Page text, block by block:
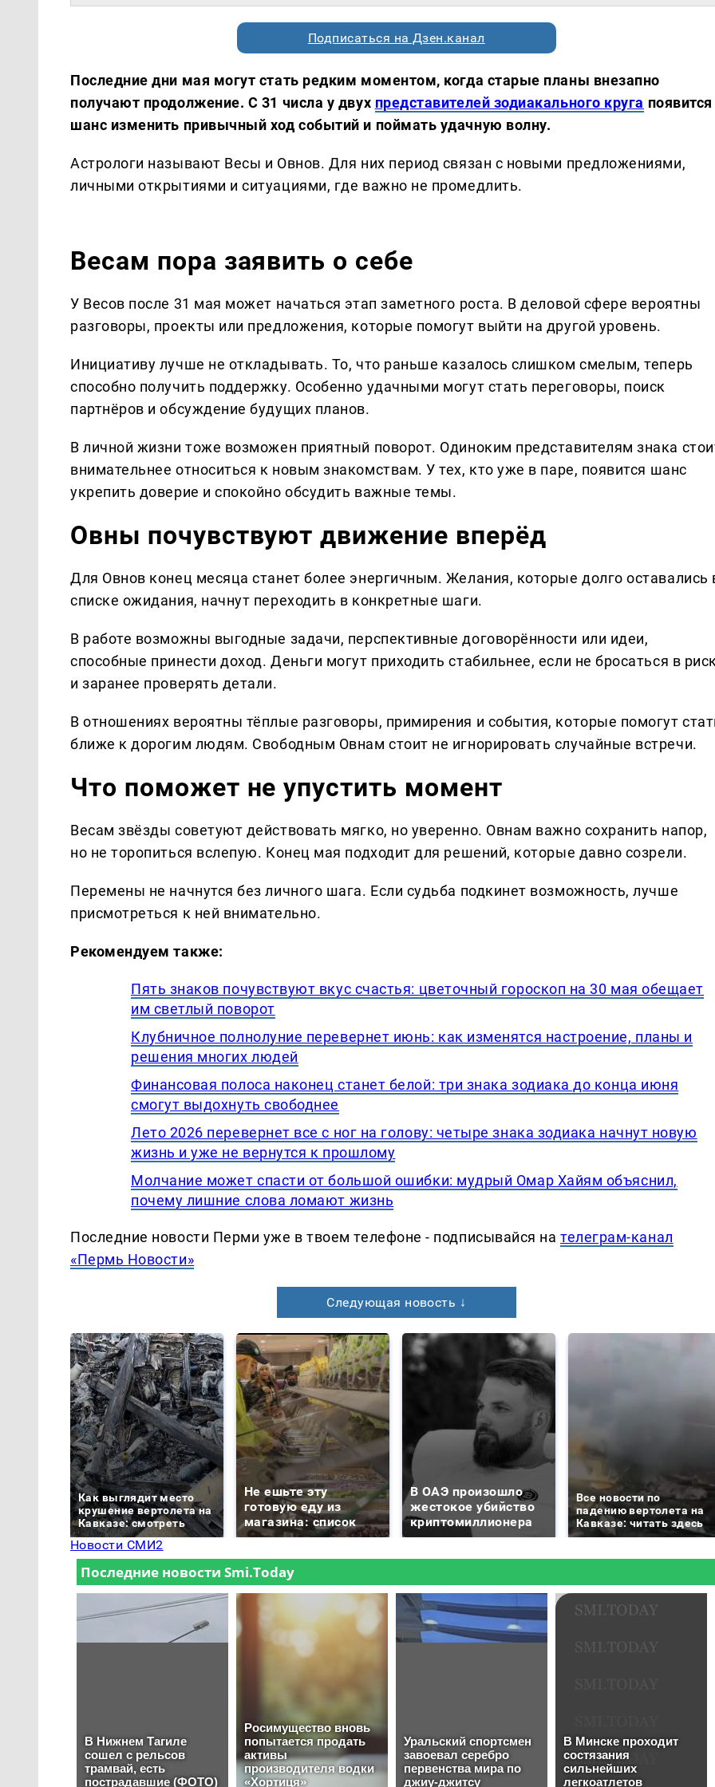
Подписаться на Дзен.канал
Последние дни мая могут стать редким моментом, когда старые планы внезапно
получают продолжение. С 31 числа у двух представителей зодиакального круга появится
шанс изменить привычный ход событий и поймать удачную волну.
Астрологи называют Весы и Овнов. Для них период связан с новыми предложениями,
личными открытиями и ситуациями, где важно не промедлить.
Весам пора заявить о себе
У Весов после 31 мая может начаться этап заметного роста. В деловой сфере вероятны
разговоры, проекты или предложения, которые помогут выйти на другой уровень.
Инициативу лучше не откладывать. То, что раньше казалось слишком смелым, теперь
способно получить поддержку. Особенно удачными могут стать переговоры, поиск
партнёров и обсуждение будущих планов.
В личной жизни тоже возможен приятный поворот. Одиноким представителям знака
внимательнее относиться к новым знакомствам. У тех, кто уже в паре, появится шанс
укрепить доверие и спокойно обсудить важные темы.
Овны почувствуют движение вперёд
Для Овнов конец месяца станет более энергичным. Желания, которые долго оставались
списке ожидания, начнут переходить в конкретные шаги.
В работе возможны выгодные задачи, перспективные договорённости или идеи,
способные принести доход. Деньги могут приходить стабильнее, если не бросаться в
и заранее проверять детали.
В отношениях вероятны тёплые разговоры, примирения и события, которые помогут
ближе к дорогим людям. Свободным Овнам стоит не игнорировать случайные встречи.
Что поможет не упустить момент
Весам звёзды советуют действовать мягко, но уверенно. Овнам важно сохранить напор,
но не торопиться вслепую. Конец мая подходит для решений, которые давно созрели.
Перемены не начнутся без личного шага. Если судьба подкинет возможность, лучше
присмотреться к ней внимательно.
Рекомендуем также:
Пять знаков почувствуют вкус счастья: цветочный гороскоп на 30 мая обещает
им светлый поворот
Клубничное полнолуние перевернет июнь: как изменятся настроение, планы и
решения многих людей
Финансовая полоса наконец станет белой: три знака зодиака до конца июня
смогут выдохнуть свободнее
Лето 2026 перевернет все с ног на голову: четыре знака зодиака начнут новую
жизнь и уже не вернутся к прошлому
Молчание может спасти от большой ошибки: мудрый Омар Хайям объяснил,
почему лишние слова ломают жизнь
Последние новости Перми уже в твоем телефоне - подписывайся нателеграм-канал
«Пермь Новости»
Следующая новость ↓
Как выглядит место
крушение вертолета на
Кавказе: смотреть
Не ешьте эту
готовую еду из
магазина: список
В ОАЭ произошло
жестокое убийство
криптомиллионера
Все новости по
падению вертолета на
Кавказе: читать здесь
Новости СМИ2